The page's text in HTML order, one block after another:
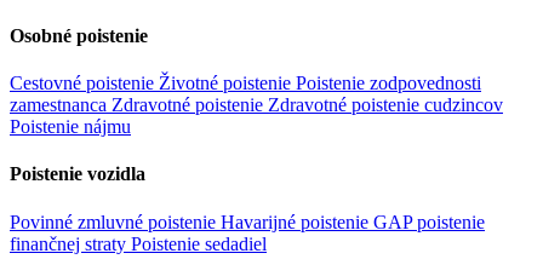
Osobné poistenie
Cestovné poistenie Životné poistenie Poistenie zodpovednosti
zamestnanca Zdravotné poistenie Zdravotné poistenie cudzincov
Poistenie nájmu
Poistenie vozidla
Povinné zmluvné poistenie Havarijné poistenie GAP poistenie
finančnej straty Poistenie sedadiel